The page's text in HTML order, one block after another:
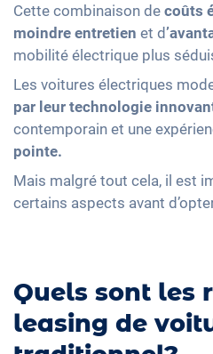
Cette combinaison de coûts
moindre entretien et d
mobilité électrique plus
Les voitures électriques
par leur technologie
contemporain et une
pointe.
Mais malgré tout cela, il est
certains aspects avant
Quels sont les
leasing de